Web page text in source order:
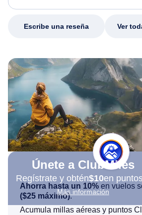
Escribe una reseña Ver
Únete a ClubMiles
Regístrate y obtén$10en
Más información
Ahorra hasta un 10% en vuelos
($25 máximo).
Acumula millas aéreas y puntos